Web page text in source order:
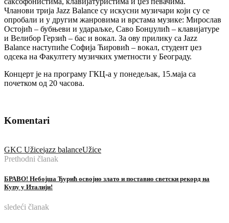
Чланови трија Jazz Balance су искусни музичари који су се
опробали и у другим жанровима и врстама музике: Мирослав
Остојић – бубњеви и удараљке, Саво Бонџулић – клавијатуре
и Велибор Герзић – бас и вокал. За ову прилику са Jazz
Balance наступиће Софија Ћировић – вокал, студент џез
одсека на Факултету музичких уметности у Београду.
Концерт је на програму ГКЦ-а у понедељак, 15.маја са
почетком од 20 часова.
Komentari
GKC Užicejazz balanceUžice
Prethodni članak
БРАВО! Небојша Ђурић освојио злато и поставио светски рекорд на
Купу у Италији!
sledeći članak